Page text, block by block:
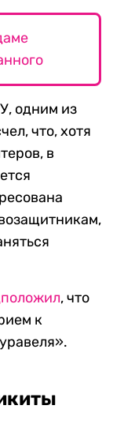
одним из
что, хотя
в
, что
к